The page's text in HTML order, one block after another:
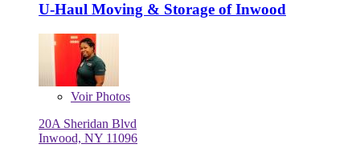
U-Haul Moving & Storage of Inwood
VoirPhotos
20A Sheridan Blvd
Inwood, NY 11096